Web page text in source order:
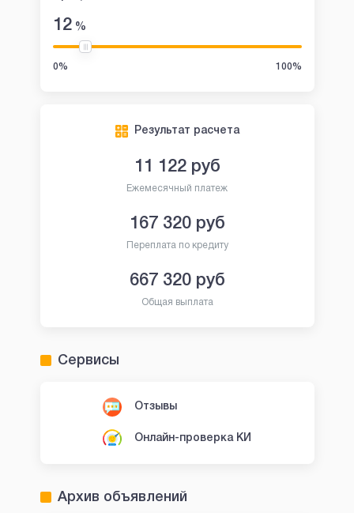
12%
0% 100%
Результат расчета
11 122руб
Ежемесячный платеж
167 320руб
Переплата по кредиту
667 320руб
Общая выплата
Сервисы
Отзывы
Онлайн-проверка КИ
Архив объявлений